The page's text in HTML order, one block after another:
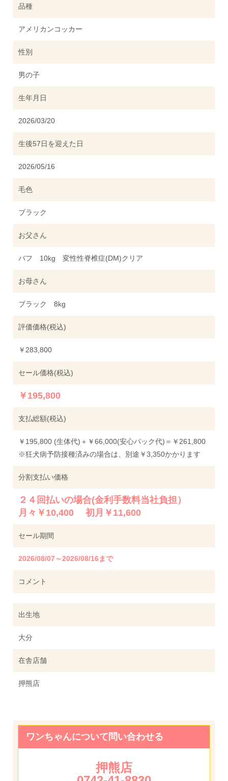
品種
アメリカンコッカー
性別
男の子
生年月日
2026/03/20
生後57日を迎えた日
2026/05/16
毛色
ブラック
お父さん
バフ 10kg 変性性脊椎症(DM)クリア
お母さん
ブラック 8kg
評価価格(税込)
￥283,800
セール価格(税込)
￥195,800
支払総額(税込)
￥195,800 (生体代)＋￥66,000(安心パック代)＝￥261,800
※狂犬病予防接種済みの場合は、別途￥3,350かかります
分割支払い価格
２４回払いの場合(金利手数料当社負担）
月々￥10,400 初月￥11,600
セール期間
2026/08/07～2026/08/16まで
コメント
出生地
大分
在舎店舗
押熊店
ワンちゃんについて問い合わせる
押熊店